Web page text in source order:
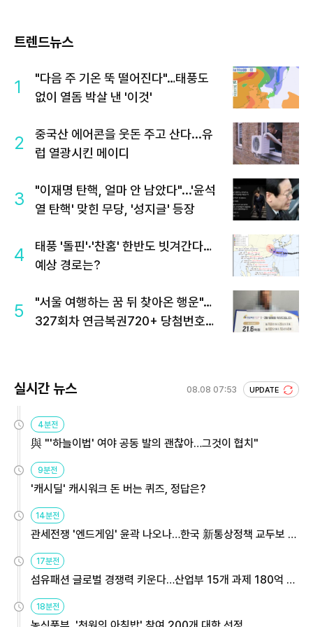
트렌드뉴스
1
"다음 주 기온 뚝 떨어진다"…태풍도
없이 열돔 박살 낸 '이것'
2
중국산 에어콘을 웃돈 주고 산다...유
럽 열광시킨 메이디
3
"이재명 탄핵, 얼마 안 남았다"...'윤석
열 탄핵' 맞힌 무당, '성지글' 등장
4
태풍 '돌핀'·'찬홈' 한반도 빗겨간다…
예상 경로는?
5
"서울 여행하는 꿈 뒤 찾아온 행운"…
327회차 연금복권720+ 당첨번호조
실시간 뉴스 08.08 07:53 UPDATE
4분전
與 "'하늘이법' 여야 공동 발의 괜찮아…그것이 협치"
9분전
'캐시딜' 캐시워크 돈 버는 퀴즈, 정답은?
14분전
관세전쟁 '엔드게임' 윤곽 나오나…한국 新통상정책 교두보 활
17분전
섬유패션 글로벌 경쟁력 키운다…산업부 15개 과제 180억 지
18분전